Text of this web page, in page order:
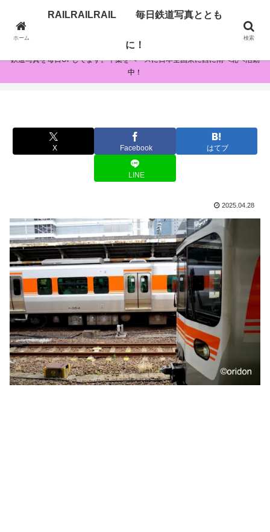
RAILRAILRAIL 毎日鉄道写真とともに！
鉄道写真を毎日UPしてます。千葉をベースに日本全国東に西に南へ北へ活動
中！
X Facebook はてブ
LINE
2025.04.28
ホーム
RAILRAILRAIL 毎日鉄道写真ととも
に！
検索